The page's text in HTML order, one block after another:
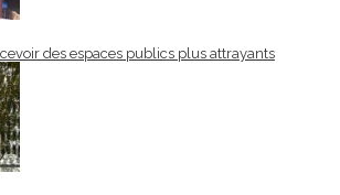
des espaces publics plus attrayants